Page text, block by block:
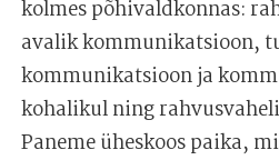
kolmes põhivaldkonnas:
avalik kommunikatsioon,
kommunikatsioon ja
kohalikul ning
Paneme üheskoos paika,